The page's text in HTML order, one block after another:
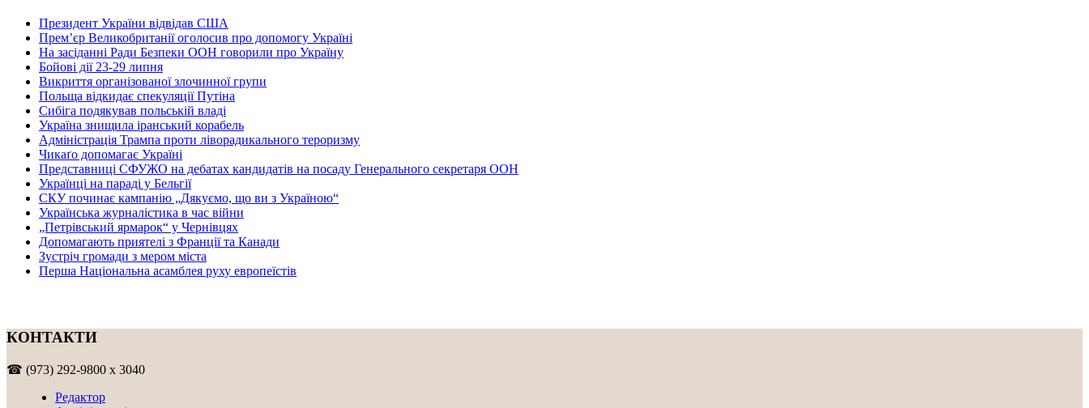
Президент України відвідав США
Прем’єр Великобританії оголосив про допомогу Україні
На засіданні Ради Безпеки ООН говорили про Україну
Бойові дії 23-29 липня
Викриття організованої злочинної групи
Польща відкидає спекуляції Путіна
Сибіга подякував польській владі
Україна знищила іранський корабель
Адміністрація Трампа проти ліворадикального тероризму
Чикаґо допомагає Україні
Представниці СФУЖО на дебатах кандидатів на посаду Генерального секретаря ООН
Українці на параді у Бельгії
СКУ починає кампанію „Дякуємо, що ви з Україною“
Українська журналістика в час війни
„Петрівський ярмарок“ у Чернівцях
Допомагають приятелі з Франції та Канади
Зустріч громади з мером міста
Перша Національна асамблея руху европеїстів
КОНТАКТИ
☎ (973) 292-9800 x 3040
Редактор